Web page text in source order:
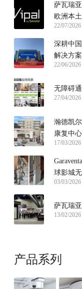
萨瓦瑞
欧洲本
22/07/2026
深耕中
解决方
22/06/2026
无障碍
27/04/2026
瀚德凯
康复中
17/03/2026
球影城
03/03/2026
萨瓦瑞
13/02/2026
产品系列